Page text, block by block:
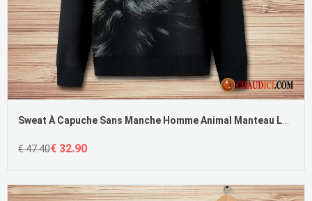
Sweat À Capuche Sans Manche Homme Animal Manteau Longues Hoodies Tendance En Ligne
€ 47.40€ 32.90